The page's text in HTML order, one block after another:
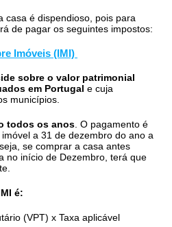
casa é dispendioso, pois para
de pagar os seguintes impostos:
Imóveis (IMI)
sobre o valor patrimonial
em Portugal e cuja
municípios.
todos os anos . O pagamento é
a 31 de dezembro do ano a
se comprar a casa antes
no início de Dezembro, terá que
é:
(VPT) x Taxa aplicável